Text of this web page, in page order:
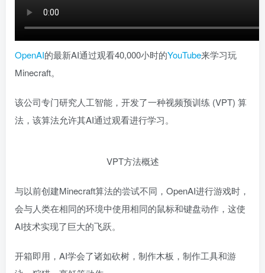
OpenAI的最新AI通过观看40,000小时的YouTube来学习玩
Minecraft。
该公司专门研究人工智能，开发了一种视频预训练 (VPT) 算
法，该算法允许其AI通过观看进行学习。
VPT方法概述
与以前创建Minecraft算法的尝试不同，OpenAI进行游戏时，
会与人类在相同的环境中使用相同的鼠标和键盘动作，这使
AI技术实现了巨大的飞跃。
开箱即用，AI学会了诸如砍树，制作木板，制作工具和游